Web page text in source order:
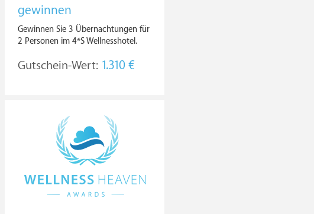
gewinnen
Gewinnen Sie 3 Übernachtungen für
2 Personen im 4*S Wellnesshotel.
Gutschein-Wert: 1.310 €